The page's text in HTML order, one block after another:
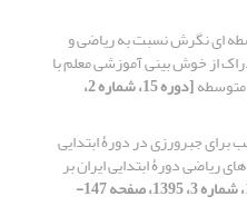
ای نگرش نسبت به ریاضی و
از خوش بینی آموزشی معلم با
[دوره 15، شماره 2،
برای جبرورزی در دورۀ ابتدایی
ریاضی دورۀ ابتدایی ایران بر
[دوره 15، شماره 3، 1395، صفحه 147-